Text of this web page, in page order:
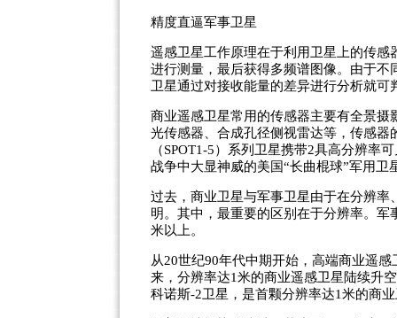
精度直逼军事卫星
遥感卫星工作原理在于利用卫星上的传
进行测量，最后获得多频谱图像。由于
卫星通过对接收能量的差异进行分析就可
商业遥感卫星常用的传感器主要有全景
光传感器、合成孔径侧视雷达等，传感
（SPOT1-5）系列卫星携带2具高分辨率
战争中大显神威的美国“长曲棍球”军用
过去，商业卫星与军事卫星由于在分辨
明。其中，最重要的区别在于分辨率。
米以上。
从20世纪90年代中期开始，高端商业遥
来，分辨率达1米的商业遥感卫星陆续升
科诺斯-2卫星，是首颗分辨率达1米的商